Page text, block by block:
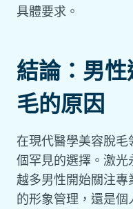
具體要求。
結論：男
毛的原因
在現代醫學美容脫
個罕見的選擇。激光
越多男性開始關注
的形象管理，還是